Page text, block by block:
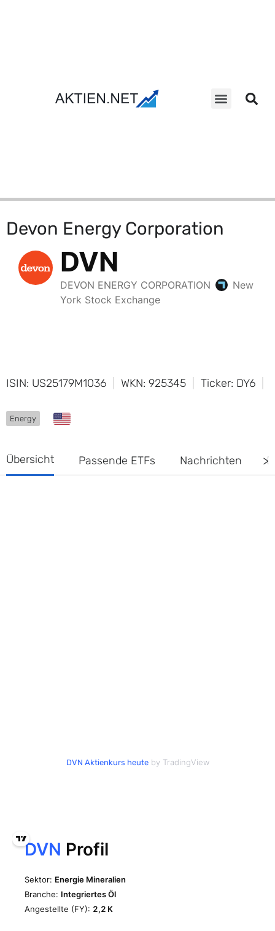
Devon Energy Corporation
ISIN: US25179M1036 WKN: 925345 Ticker: DY6
Energy
Übersicht Passende ETFs Nachrichten
DVN Aktienkurs heuteby TradingView